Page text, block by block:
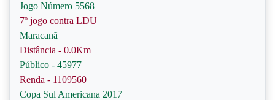
Jogo Número 5568
7º jogo contra LDU
Maracanã
Distância - 0.0Km
Público - 45977
Renda - 1109560
Copa Sul Americana 2017